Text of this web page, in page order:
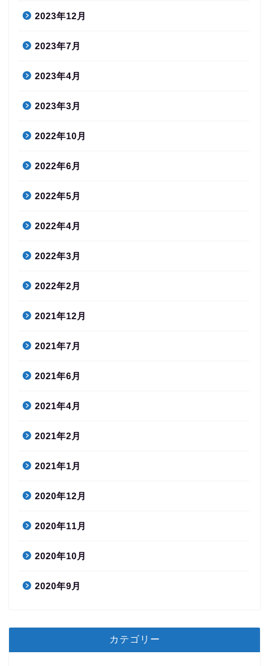
2023年12月
2023年7月
2023年4月
2023年3月
2022年10月
2022年6月
2022年5月
2022年4月
2022年3月
2022年2月
2021年12月
2021年7月
2021年6月
2021年4月
2021年2月
2021年1月
2020年12月
2020年11月
2020年10月
2020年9月
カテゴリー